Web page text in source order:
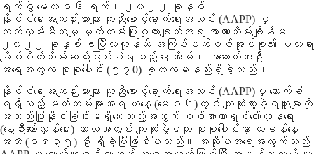
ရက်စွဲ မေလ ၁၆ ရက်၊ ၂၀၂၂ ခုနှစ်
နိုင်ငံရေးအကျဉ်းသားများ ကူညီစောင့်ရှောက်ရေးအသင်း (AAPP) မှ
လက်လှမ်းမီသမျှ မှတ်တမ်းပြုစုထားချက်အရ အာဏာသိမ်းချိန်မှ
၂၀၂၂ ခုနှစ် ဧပြီလကုန်ထိ အကြမ်းဖက်စစ်အုပ်စု၏ မတရား
ချိပ်ပိတ်သိမ်းဆည်းခြင်းခံရသည့် နေအိမ်၊ အဆောက်အဦး
အရေအတွက် စုစုပေါင်း (၅၇0) ခုထက်မနည်းရှိခဲ့သည်။
နိုင်ငံရေးအကျဉ်းသားများ ကူညီစောင့်ရှောက်ရေးအသင်း (AAPP)မှ ကောက်ခံ
ရရှိသည့် မှတ်တမ်းများအရ ယနေ့ (မေ ၁၆)တွင် ကျဆုံးသွားခဲ့ရသူများကို
အတည်ပြုနိုင်ခြင်းမရှိသေးသည့်အတွက် စစ်အာဏာရှင်တော်လှန်ရေး
(နွေဦးတော်လှန်ရေး) ကာလအတွင်း ကျဆုံးခဲ့ရသူ စုစုပေါင်းမှာ ယမန်နေ့
အထိ (၁၈၃၅) ဦး ရှိခဲ့ပြီဖြစ်ပါသည်။ အဆိုပါအရေအတွက်သည်